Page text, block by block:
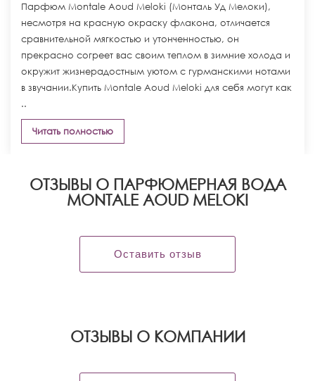
Парфюм Montale Aoud Meloki (Монталь Уд Мелоки),
несмотря на красную окраску флакона, отличается
сравнительной мягкостью и утонченностью, он
прекрасно согреет вас своим теплом в зимние холода и
окружит жизнерадостным уютом с гурманскими нотами
в звучании.Купить Montale Aoud Meloki для себя могут как
..
Читать полностью
ОТЗЫВЫ О ПАРФЮМЕРНАЯ ВОДА
MONTALE AOUD MELOKI
Оставить отзыв
OТЗЫВЫ О КОМПАНИИ